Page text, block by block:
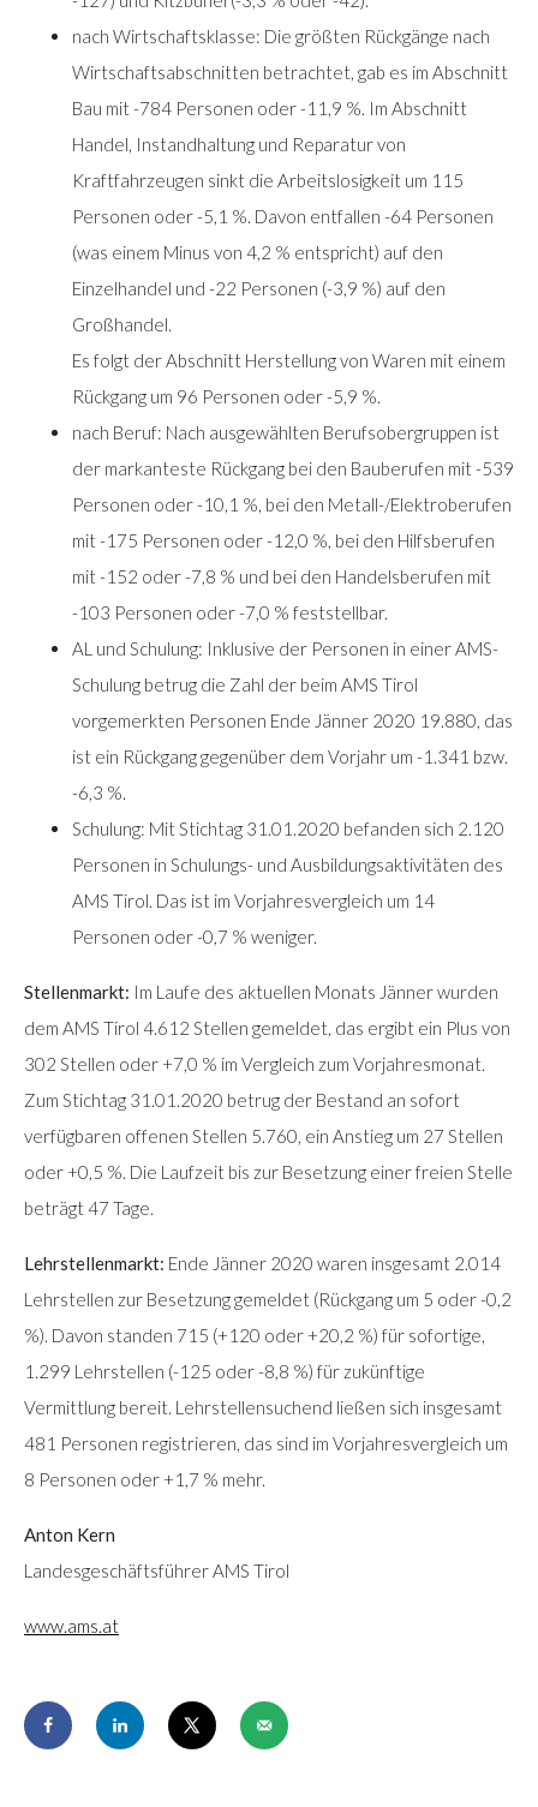
nach Wirtschaftsklasse: Die größten Rückgänge nach
Wirtschaftsabschnitten betrachtet, gab es im Abschnitt
Bau mit -784 Personen oder -11,9 %. Im Abschnitt
Handel, Instandhaltung und Reparatur von
Kraftfahrzeugen sinkt die Arbeitslosigkeit um 115
Personen oder -5,1 %. Davon entfallen -64 Personen
(was einem Minus von 4,2 % entspricht) auf den
Einzelhandel und -22 Personen (-3,9 %) auf den
Großhandel.
Es folgt der Abschnitt Herstellung von Waren mit einem
Rückgang um 96 Personen oder -5,9 %.
nach Beruf: Nach ausgewählten Berufsobergruppen ist
der markanteste Rückgang bei den Bauberufen mit -539
Personen oder -10,1 %, bei den Metall-/Elektroberufen
mit -175 Personen oder -12,0 %, bei den Hilfsberufen
mit -152 oder -7,8 % und bei den Handelsberufen mit
-103 Personen oder -7,0 % feststellbar.
AL und Schulung: Inklusive der Personen in einer AMS-
Schulung betrug die Zahl der beim AMS Tirol
vorgemerkten Personen Ende Jänner 2020 19.880, das
ist ein Rückgang gegenüber dem Vorjahr um -1.341 bzw.
-6,3 %.
Schulung: Mit Stichtag 31.01.2020 befanden sich 2.120
Personen in Schulungs- und Ausbildungsaktivitäten des
AMS Tirol. Das ist im Vorjahresvergleich um 14
Personen oder -0,7 % weniger.
Stellenmarkt: Im Laufe des aktuellen Monats Jänner wurden
dem AMS Tirol 4.612 Stellen gemeldet, das ergibt ein Plus von
302 Stellen oder +7,0 % im Vergleich zum Vorjahresmonat.
Zum Stichtag 31.01.2020 betrug der Bestand an sofort
verfügbaren offenen Stellen 5.760, ein Anstieg um 27 Stellen
oder +0,5 %. Die Laufzeit bis zur Besetzung einer freien Stelle
beträgt 47 Tage.
Lehrstellenmarkt: Ende Jänner 2020 waren insgesamt 2.014
Lehrstellen zur Besetzung gemeldet (Rückgang um 5 oder -0,2
%). Davon standen 715 (+120 oder +20,2 %) für sofortige,
1.299 Lehrstellen (-125 oder -8,8 %) für zukünftige
Vermittlung bereit. Lehrstellensuchend ließen sich insgesamt
481 Personen registrieren, das sind im Vorjahresvergleich um
8 Personen oder +1,7 % mehr.
Anton Kern
Landesgeschäftsführer AMS Tirol
www.ams.at